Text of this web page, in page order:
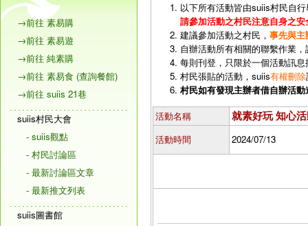
→前往 素易購
→前往 素易遊
→前往 純素購
→前往 素易食 (查詢餐館)
→前往 suiis 21巷
suiis村民大會
- suiis觀點
- 村民討論區
- 最新討論區文章
- 最新推文列表
suiis圖書館
以下所有活動皆由suiis村民自
請參加活動之村民注意自身之安
建議參加活動之村民， 事先與
自辦活動所有相關的聯繫作業
每則刊登，只限於一個活動訊
村民張貼的活動，suiis有權刪除
村民如有發現主辦者借自辦活
活動名稱
就素好玩 知心
活動時間 2024/07/13